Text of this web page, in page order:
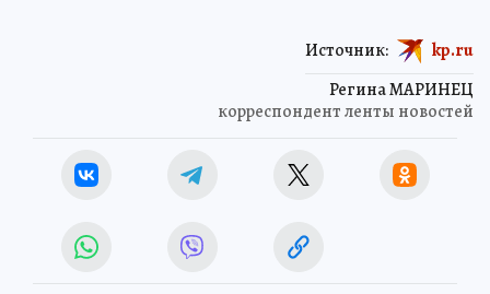
Регина МАРИНЕЦ
корреспондент ленты новостей
Источник: kp.ru